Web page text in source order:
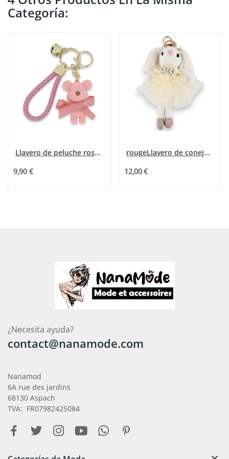
Categoría:
Llavero de peluche rosa y dorado chic
9,90 €
rougeLlavero de conejo blanco pequeño con tutu...
12,00 €
¿Necesita ayuda?
contact@nanamode.com
Nanamod
6A rue des jardins
68130 Aspach
TVA: FR07982425084